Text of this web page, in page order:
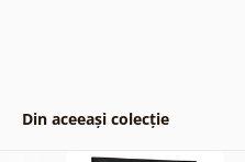
Din aceeași colecție